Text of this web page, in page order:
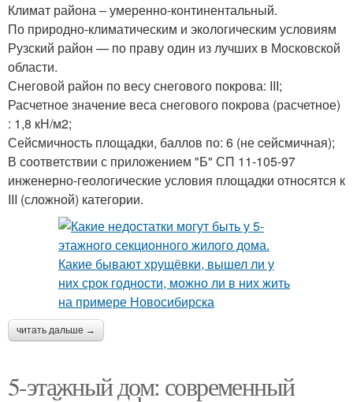
Климат района – умеренно-континентальный.
По природно-климатическим и экологическим условиям
Рузский район — по праву один из лучших в Московской
области.
Снеговой район по весу снегового покрова: III;
Расчетное значение веса снегового покрова (расчетное)
: 1,8 кН/м2;
Сейсмичность площадки, баллов по: 6 (не cейсмичная);
В соответствии с приложением "Б" СП 11-105-97
инженерно-геологические условия площадки относятся к
III (сложной) категории.
читать дальше →
5-этажный дом: современный